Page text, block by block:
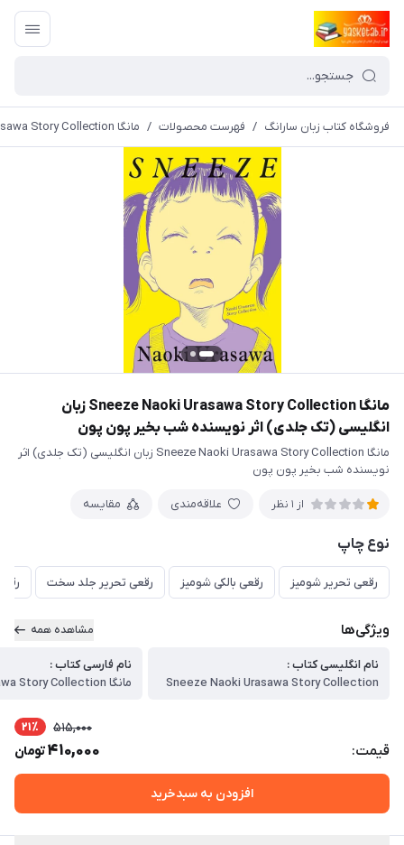
فروشگاه کتاب زبان سارانگ / فهرست محصولات / مانگا Sneeze Naoki Urasawa Story Collection زبان انگلیسی (تک جلدی) اثر نویسنده شب بخیر پون پون
مانگا Sneeze Naoki Urasawa Story Collection زبان
انگلیسی (تک جلدی) اثر نویسنده شب بخیر پون پون
مانگا Sneeze Naoki Urasawa Story Collection زبان انگلیسی (تک جلدی) اثر
نویسنده شب بخیر پون پون
از 1 نظر علاقه‌مندی مقایسه
نوع چاپ
رقعی تحریر شومیز رقعی بالکی شومیز رقعی تحریر جلد سخت
ویژگی‌ها مشاهده همه
نام انگلیسی کتاب :
Sneeze Naoki Urasawa Story Collection
نام فارسی کتاب :
قیمت:
515,000 21٪
410,000تومان
افزودن به سبدخرید